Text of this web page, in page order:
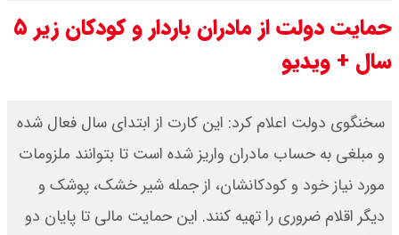
ترکیه و عراق، پروژه کاهش وابستگی حمایت دولت از مادران باردار و کودکان زیر ۵
سال + ویدیو
سخنگوی دولت اعلام کرد: این کارت از ابتدای سال فعال شده
و مبلغی به حساب مادران واریز شده است تا بتوانند ملزومات
مورد نیاز خود و کودکانشان، از جمله شیر خشک، پوشک و
دیگر اقلام ضروری را تهیه کنند. این حمایت مالی تا پایان دو